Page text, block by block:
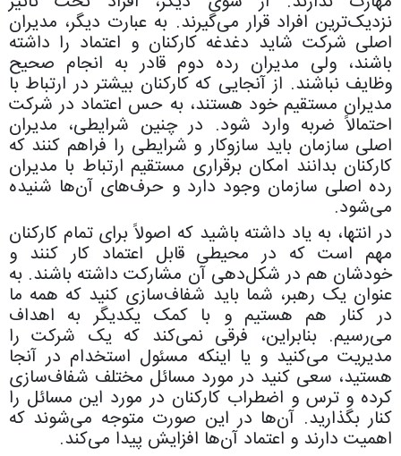
نزدیک‌ترین افراد قرار می‌گیرند. به عبارت دیگر، مدیران
اصلی شرکت شاید دغدغه کارکنان و اعتماد را داشته
باشند،‌ ولی مدیران رده دوم قادر به انجام صحیح
وظایف نباشند. از آنجایی که کارکنان بیشتر در ارتباط با
مدیران مستقیم خود هستند، به حس اعتماد در شرکت
احتمالاً ضربه وارد شود. در چنین شرایطی،‌ مدیران
اصلی سازمان باید سازوکار و شرایطی را فراهم کنند که
کارکنان بدانند امکان برقراری مستقیم ارتباط با مدیران
رده اصلی سازمان وجود دارد و حرف‌های آن‌ها شنیده
می‌شود.
در انتها، به یاد داشته باشید که اصولاً برای تمام کارکنان
مهم است که در محیطی قابل اعتماد کار کنند و
خودشان هم در شکل‌دهی آن مشارکت داشته باشند. به
عنوان یک رهبر، شما باید شفاف‌سازی کنید که همه ما
در کنار هم هستیم و با کمک یکدیگر به اهداف
می‌رسیم. بنابراین، فرقی نمی‌کند که یک شرکت را
مدیریت می‌کنید و یا اینکه مسئول استخدام در آنجا
هستید، سعی کنید در مورد مسائل مختلف شفاف‌سازی
کرده و ترس و اضطراب کارکنان در مورد این مسائل را
کنار بگذارید. آن‌ها در این صورت متوجه می‌شوند که
اهمیت دارند و اعتماد آن‌ها افزایش پیدا می‌کند.